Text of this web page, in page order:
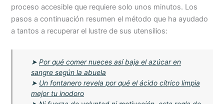
proceso accesible que requiere solo unos minutos. Los
pasos a continuación resumen el método que ha ayudado
a tantos a recuperar el lustre de sus utensilios:
➤Por qué comer nueces así baja el azúcar en
sangre según la abuela
➤ Un fontanero revela por qué el ácido cítrico limpia
mejor tu inodoro